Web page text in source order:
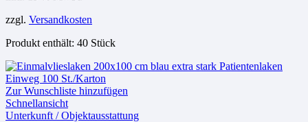
zzgl. Versandkosten
Produkt enthält: 40 Stück
Zur Wunschliste hinzufügen
Schnellansicht
Unterkunft / Objektausstattung